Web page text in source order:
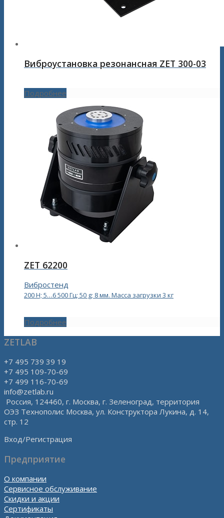
Виброустановка резонансная ZET 300-03
Подробнее
ZET 62200
Вибростенд
200 Н; 5…6 500 Гц; 50 g; 8 мм. Масса загрузки 3 кг
Подробнее
ZETLAB
+7 495 739 39 19
+7 495 109-70-69
+7 499 116-70-69
info@zetlab.ru
Россия, 124460, г. Москва, г. Зеленоград, территория
ОЭЗ Технополис Москва, ул. Конструктора Лукина, д. 14,
стр. 12
Вход/Регистрация
Предприятие
О компании
Сервисное обслуживание
Скидки и акции
Сертификаты